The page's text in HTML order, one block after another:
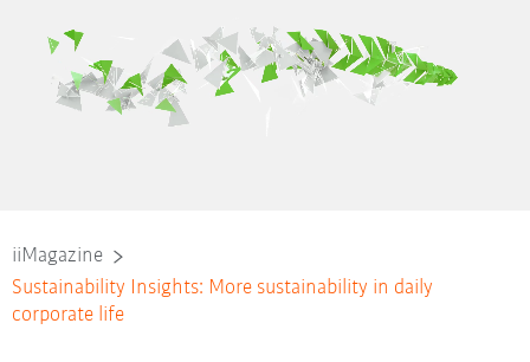
iiMagazine
Sustainability Insights: More sustainability in daily
corporate life